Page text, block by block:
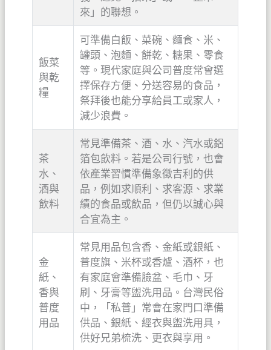
來」的聯想。
飯菜
與乾
糧
可準備白飯、菜碗、麵食、米、
罐頭、泡麵、餅乾、糖果、零食
等。現代家庭與公司普度常會選
擇保存方便、分送容易的食品，
祭拜後也能分享給員工或家人，
減少浪費。
茶
水、
酒與
飲料
常見準備茶、酒、水、汽水或鋁
箔包飲料。若是公司行號，也會
依產業習慣準備象徵吉利的供
品，例如求順利、求客源、求業
績的食品或飲品，但仍以誠心與
合宜為主。
金
紙、
香與
普度
用品
常見用品包含香、金紙或銀紙、
普度旗、米杯或香爐、酒杯，也
有家庭會準備臉盆、毛巾、牙
刷、牙膏等盥洗用品。台灣民俗
中，「私普」常會在家門口準備
供品、銀紙、經衣與盥洗用具，
供好兄弟梳洗、更衣與享用。